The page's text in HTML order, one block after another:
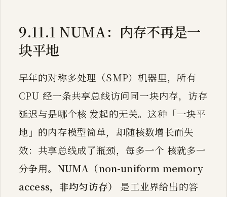
9.11.1 NUMA：内存不再是一
块平地
早年的对称多处理（SMP）机器里，所有
CPU 经一条共享总线访问同一块内存，访存
延迟与是哪个核 发起的无关。这种「一块平
地」的内存模型简单，却随核数增长而失
效：共享总线成了瓶颈，每多一个 核就多一
分争用。 NUMA（non-uniform memory
access，非均匀访存）
是工业界给出的答